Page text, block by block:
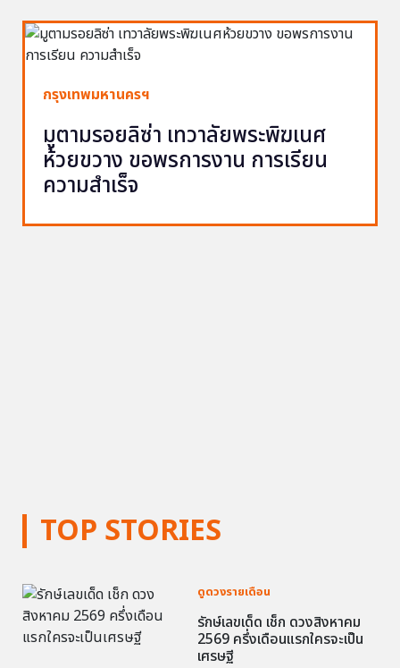
TOP STORIES
ดูดวงรายเดือน
รักษ์เลขเด็ด เช็ก ดวงสิงหาคม
2569 ครึ่งเดือนแรกใครจะเป็น
เศรษฐี
กรุงเทพมหานครฯ
มูตามรอยลิซ่า เทวาลัยพระพิฆเนศ
ห้วยขวาง ขอพรการงาน การเรียน
ความสำเร็จ